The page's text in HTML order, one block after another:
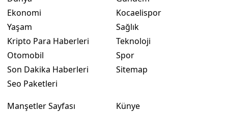
Ekonomi
Yaşam
Kripto Para Haberleri
Otomobil
Son Dakika Haberleri
Seo Paketleri
Kocaelispor
Sağlık
Teknoloji
Spor
Sitemap
Manşetler Sayfası Künye